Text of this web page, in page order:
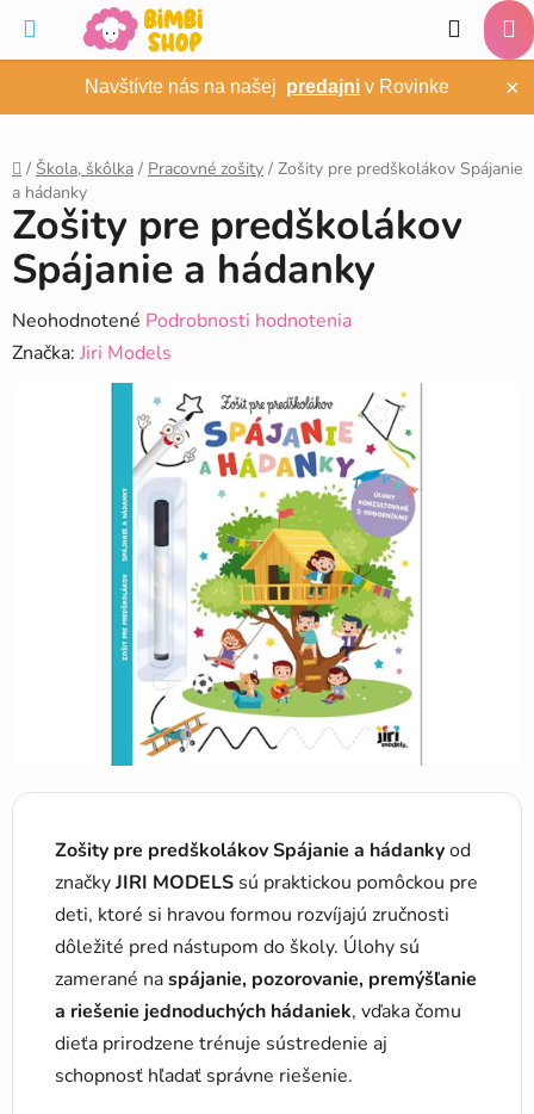
obsah
Navštívte nás na našej predajni v Rovinke ×
Hľadať
Domov
/ Škola, škôlka / Pracovné zošity / Zošity pre predškolákov Spájanie
a hádanky
Zošity pre predškolákov Spájanie a hádankyod
značkyJIRI MODELS sú praktickou pomôckou pre
deti, ktoré si hravou formou rozvíjajú zručnosti
dôležité pred nástupom do školy. Úlohy sú
zamerané naspájanie, pozorovanie, premýšľanie
a riešenie jednoduchých hádaniek, vďaka čomu
dieťa prirodzene trénuje sústredenie aj
schopnosť hľadať správne riešenie.
Zošity pre predškolákov
Spájanie a hádanky
Priemerné
hodnotenie
Neohodnotené Podrobnosti hodnotenia
Značka: Jiri Models